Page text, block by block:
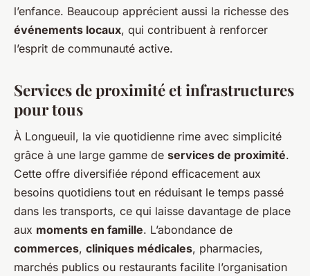
l’enfance. Beaucoup apprécient aussi la richesse des
événements locaux, qui contribuent à renforcer
l’esprit de communauté active.
Services de proximité et infrastructures
pour tous
À Longueuil, la vie quotidienne rime avec simplicité
grâce à une large gamme de services de proximité.
Cette offre diversifiée répond efficacement aux
besoins quotidiens tout en réduisant le temps passé
dans les transports, ce qui laisse davantage de place
aux moments en famille. L’abondance de
commerces, cliniques médicales, pharmacies,
marchés publics ou restaurants facilite l’organisation